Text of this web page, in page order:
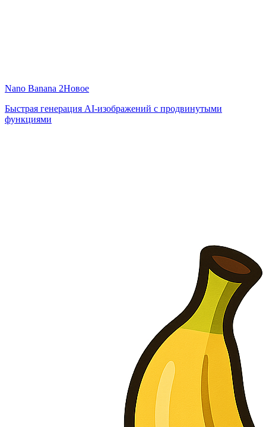
Nano Banana 2Новое
Быстрая генерация AI-изображений с продвинутыми
функциями